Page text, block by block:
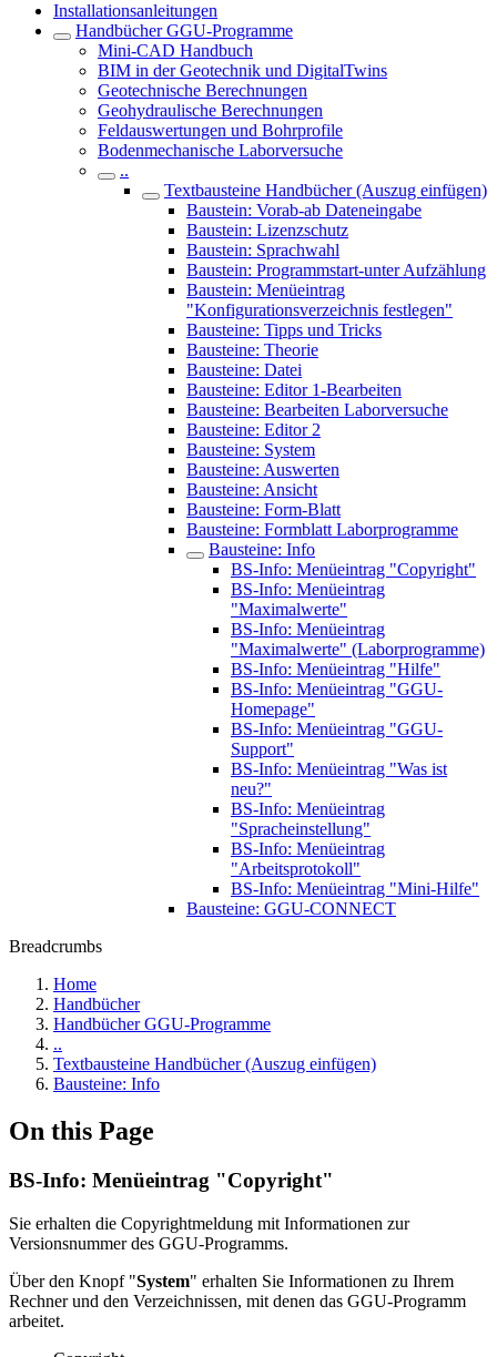
Installationsanleitungen
Handbücher GGU-Programme
Mini-CAD Handbuch
BIM in der Geotechnik und DigitalTwins
Geotechnische Berechnungen
Geohydraulische Berechnungen
Feldauswertungen und Bohrprofile
Bodenmechanische Laborversuche
..
Textbausteine Handbücher (Auszug einfügen)
Baustein: Vorab-ab Dateneingabe
Baustein: Lizenzschutz
Baustein: Sprachwahl
Baustein: Programmstart-unter Aufzählung
Baustein: Menüeintrag
"Konfigurationsverzeichnis festlegen"
Bausteine: Tipps und Tricks
Bausteine: Theorie
Bausteine: Datei
Bausteine: Editor 1-Bearbeiten
Bausteine: Bearbeiten Laborversuche
Bausteine: Editor 2
Bausteine: System
Bausteine: Auswerten
Bausteine: Ansicht
Bausteine: Form-Blatt
Bausteine: Formblatt Laborprogramme
Bausteine: Info
BS-Info: Menüeintrag "Copyright"
BS-Info: Menüeintrag
"Maximalwerte"
BS-Info: Menüeintrag
"Maximalwerte" (Laborprogramme)
BS-Info: Menüeintrag "Hilfe"
BS-Info: Menüeintrag "GGU-
Homepage"
BS-Info: Menüeintrag "GGU-
Support"
BS-Info: Menüeintrag "Was ist
neu?"
BS-Info: Menüeintrag
"Spracheinstellung"
BS-Info: Menüeintrag
"Arbeitsprotokoll"
BS-Info: Menüeintrag "Mini-Hilfe"
Bausteine: GGU-CONNECT
Breadcrumbs
Home
Handbücher
Handbücher GGU-Programme
..
Textbausteine Handbücher (Auszug einfügen)
Bausteine: Info
On this Page
BS-Info: Menüeintrag "Copyright"
Sie erhalten die Copyrightmeldung mit Informationen zur
Versionsnummer des GGU-Programms.
Über den Knopf "System" erhalten Sie Informationen zu Ihrem
Rechner und den Verzeichnissen, mit denen das GGU-Programm
arbeitet.